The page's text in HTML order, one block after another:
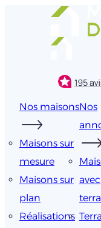
Nos maisons
Maisons sur
mesure
Maisons sur
plan
Réalisations
Nos
avec